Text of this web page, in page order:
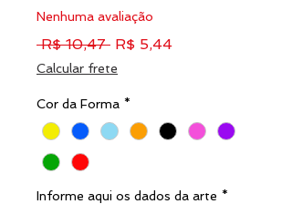
Nenhuma avaliação
R$ 10,47 Preço
R$ 5,44Preço
Calcular frete
Cor da Forma *
Informe aqui os dados da arte *